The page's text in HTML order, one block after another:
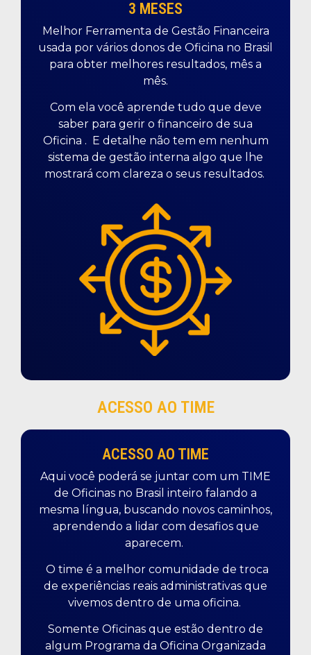
3 MESES
Melhor Ferramenta de Gestão Financeira
usada por vários donos de Oficina no Brasil
para obter melhores resultados, mês a
mês.
Com ela você aprende tudo que deve
saber para gerir o financeiro de sua
Oficina . E detalhe não tem em nenhum
sistema de gestão interna algo que lhe
mostrará com clareza o seus resultados.
ACESSO AO TIME
ACESSO AO TIME
Aqui você poderá se juntar com um TIME
de Oficinas no Brasil inteiro falando a
mesma língua, buscando novos caminhos,
aprendendo a lidar com desafios que
aparecem.
O time é a melhor comunidade de troca
de experiências reais administrativas que
vivemos dentro de uma oficina.
Somente Oficinas que estão dentro de
algum Programa da Oficina Organizada